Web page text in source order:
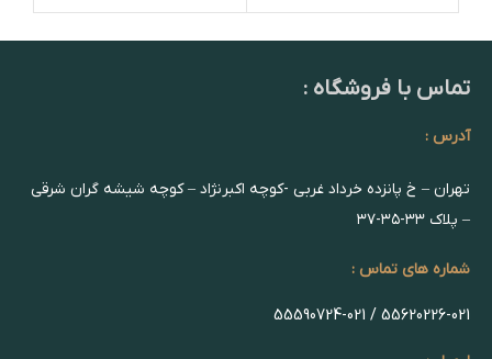
تماس با فروشگاه :
آدرس :
تهران – خ پانزده خرداد غربی -کوچه اکبرنژاد – کوچه شیشه گران شرقی
– پلاک ۳۳-۳۵-۳۷
شماره های تماس :
55620226-021 / 55590724-021